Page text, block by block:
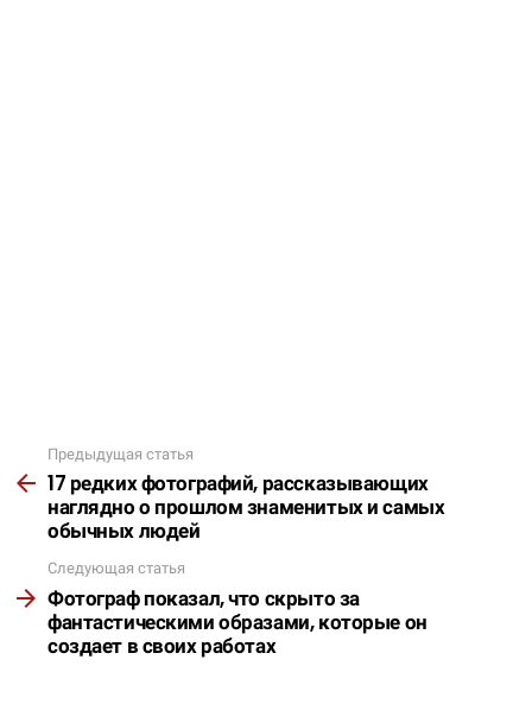
Подробнее
Предыдущая статья
17 редких фотографий, рассказывающих
наглядно о прошлом знаменитых и самых
обычных людей
Следующая статья
Фотограф показал, что скрыто за
фантастическими образами, которые он
создает в своих работах